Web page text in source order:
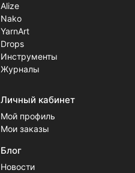
Alize
Nako
YarnArt
Drops
Инструменты
Журналы
Личный кабинет
Мой профиль
Мои заказы
Блог
Новости